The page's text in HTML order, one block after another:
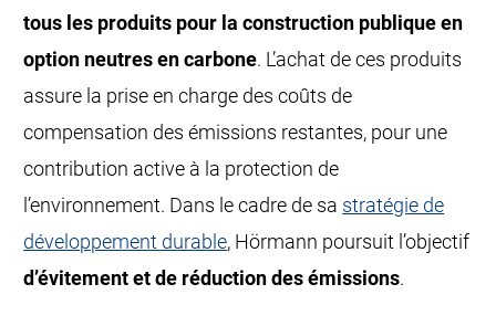
tous les produits pour la construction publique en
option neutres en carbone. L’achat de ces produits
assure la prise en charge des coûts de
compensation des émissions restantes, pour une
contribution active à la protection de
l’environnement. Dans le cadre de sa stratégie de
développement durable, Hörmann poursuit l’objectif
d’évitement et de réduction des émissions.